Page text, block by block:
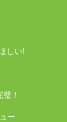
しい!
！
ー